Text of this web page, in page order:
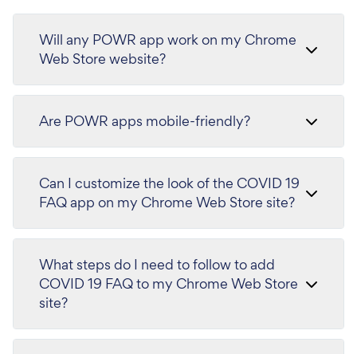
Will any POWR app work on my Chrome
Web Store website?
Are POWR apps mobile-friendly?
Can I customize the look of the COVID 19
FAQ app on my Chrome Web Store site?
What steps do I need to follow to add
COVID 19 FAQ to my Chrome Web Store
site?